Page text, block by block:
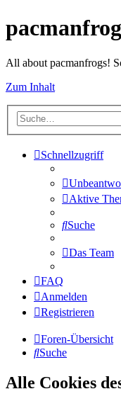
All about pacmanfrogs!
Zum Inhalt
Schnellzugriff
Aktive
Suche
Das Team
FAQ
Anmelden
Registrieren
Foren-Übersicht
Suche
Alle Cookies